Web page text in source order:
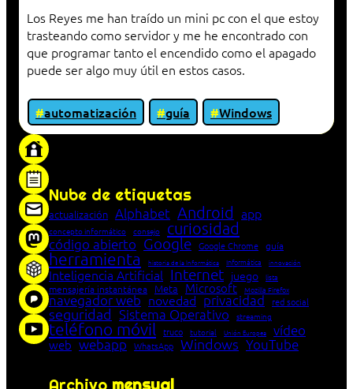
Los Reyes me han traído un mini pc con el que estoy
trasteando como servidor y me he encontrado con
que programar tanto el encendido como el apagado
puede ser algo muy útil en estos casos.
automatización guía
Windows
Nube de etiquetas
actualización Alphabet Android app
concepto informático consejo curiosidad
código abierto Google Google Chrome guía
herramienta historia de la Informática Informática innovación
Inteligencia Artificial Internet juego lista
mensajería instantánea Meta Microsoft Mozilla Firefox
navegador web novedad privacidad red social
seguridad Sistema Operativo streaming
teléfono móvil truco tutorial Unión Europea vídeo
web webapp WhatsApp Windows YouTube